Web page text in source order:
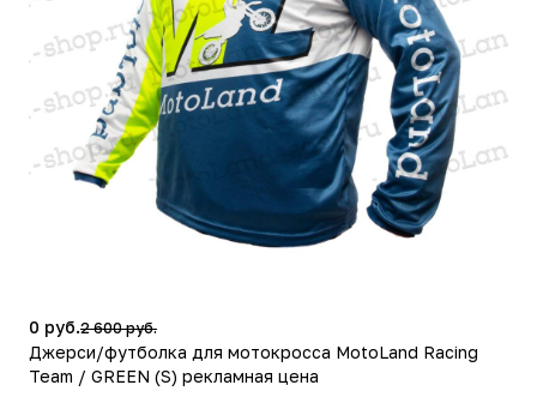
0 руб.2 600 руб.
Джерси/футболка для мотокросса MotoLand Racing
Team / GREEN (S) рекламная цена